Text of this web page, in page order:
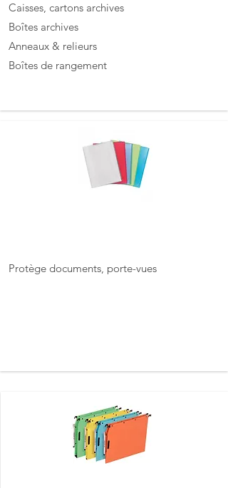
Caisses, cartons archives
Boîtes archives
Anneaux & relieurs
Boîtes de rangement
Protège documents, porte-vues